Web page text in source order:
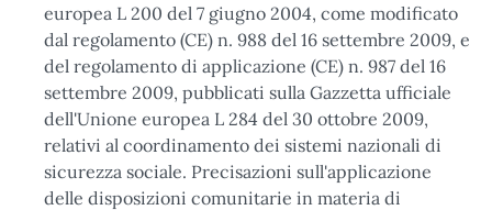
europea L 200 del 7 giugno 2004, come modificato
dal regolamento (CE) n. 988 del 16 settembre 2009, e
del regolamento di applicazione (CE) n. 987 del 16
settembre 2009, pubblicati sulla Gazzetta ufficiale
dell'Unione europea L 284 del 30 ottobre 2009,
relativi al coordinamento dei sistemi nazionali di
sicurezza sociale. Precisazioni sull'applicazione
delle disposizioni comunitarie in materia di